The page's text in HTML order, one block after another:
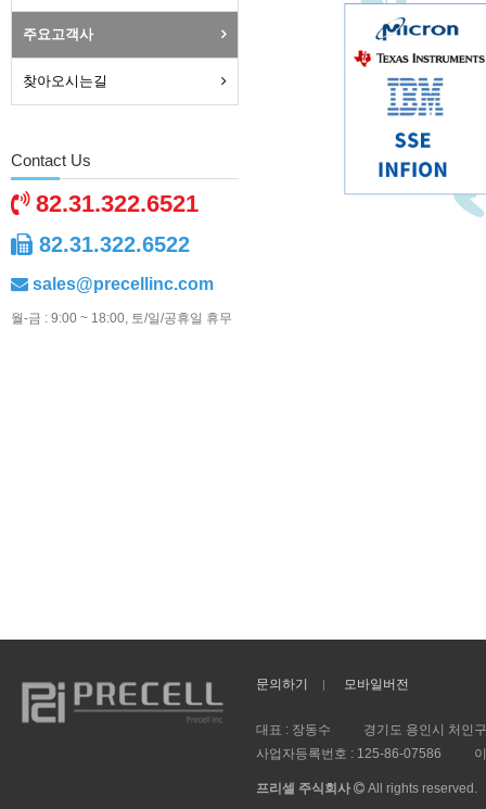
주요고객사
찾아오시는길
Contact Us
82.31.322.6521
82.31.322.6522
sales@precellinc.com
월-금 : 9:00 ~ 18:00, 토/일/공휴일 휴무
문의하기 모바일버전
대표 : 장동수
경기도 용인시 처인
사업자등록번호 : 125-86-07586
프리셀 주식회사 All rights reserved.